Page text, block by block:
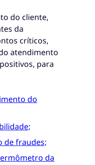
do cliente,
da
críticos,
atendimento
para
do
de fraudes;
da